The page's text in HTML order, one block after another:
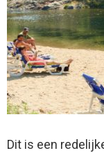
Dit is een